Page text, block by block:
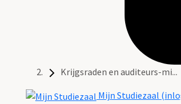
Krijgsraden en auditeurs-mi...
Mijn Studiezaal